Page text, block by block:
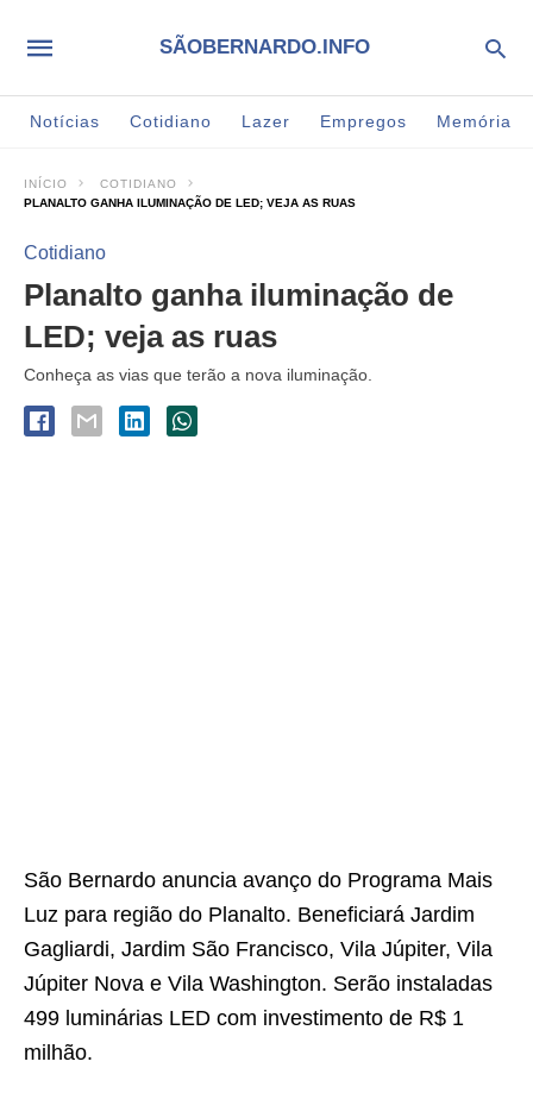
SÃOBERNARDO.INFO
Notícias Cotidiano Lazer Empregos Memória
INÍCIO
COTIDIANO
PLANALTO GANHA ILUMINAÇÃO DE LED; VEJA AS RUAS
Cotidiano
Planalto ganha iluminação de
LED; veja as ruas
Conheça as vias que terão a nova iluminação.
São Bernardo anuncia avanço do Programa Mais
Luz para região do Planalto. Beneficiará Jardim
Gagliardi, Jardim São Francisco, Vila Júpiter, Vila
Júpiter Nova e Vila Washington. Serão instaladas
499 luminárias LED com investimento de R$ 1
milhão.